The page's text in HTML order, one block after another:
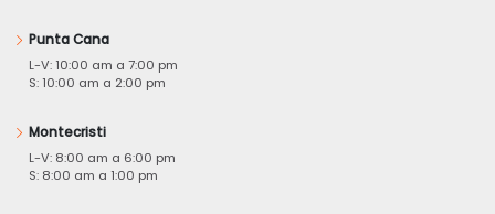
Punta Cana
L-V: 10:00 am a 7:00 pm
S: 10:00 am a 2:00 pm
Montecristi
L-V: 8:00 am a 6:00 pm
S: 8:00 am a 1:00 pm